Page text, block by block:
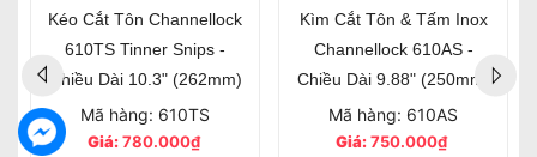
Kéo Cắt Tôn Channellock
610TS Tinner Snips -
Chiều Dài 10.3" (262mm)
Mã hàng: 610TS
Giá:780.000₫
Kìm Cắt Tôn & Tấm Inox
Channellock 610AS -
Chiều Dài 9.88" (250mm)
Mã hàng: 610AS
Giá:750.000₫